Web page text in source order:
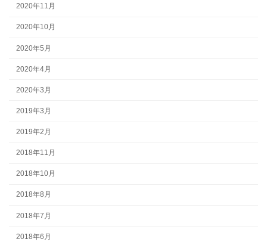
2020年11月
2020年10月
2020年5月
2020年4月
2020年3月
2019年3月
2019年2月
2018年11月
2018年10月
2018年8月
2018年7月
2018年6月